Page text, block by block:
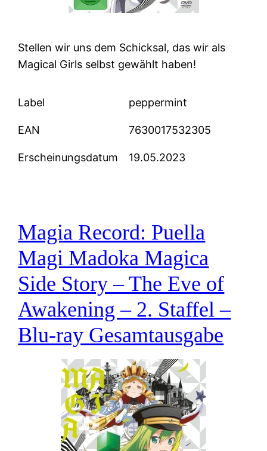
Stellen wir uns dem Schicksal, das wir als
Magical Girls selbst gewählt haben!
Label peppermint
EAN 7630017532305
Erscheinungsdatum 19.05.2023
Magia Record: Puella
Magi Madoka Magica
Side Story – The Eve of
Awakening – 2. Staffel –
Blu-ray Gesamtausgabe